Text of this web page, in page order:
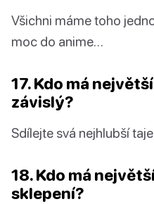
Všichni máme toho
moc do anime…
17. Kdo má
závislý?
Sdílejte svá nejhlubší
18. Kdo má
sklepení?